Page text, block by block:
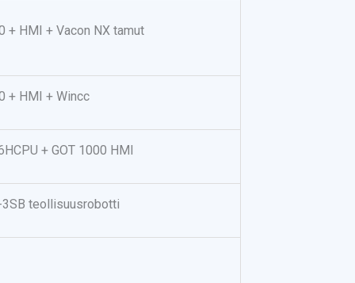
+ HMI + Vacon NX tamut
+ HMI + Wincc
+ GOT 1000 HMI
teollisuusrobotti